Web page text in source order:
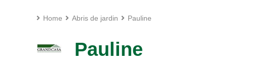
Home Abris de jardin Pauline
Pauline